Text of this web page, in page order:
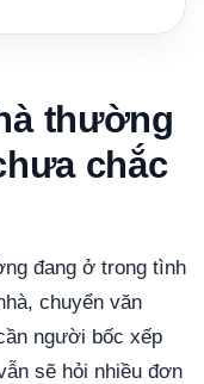
thường
chắc
đang ở trong tình
chuyển văn
người bốc xếp
sẽ hỏi nhiều đơn